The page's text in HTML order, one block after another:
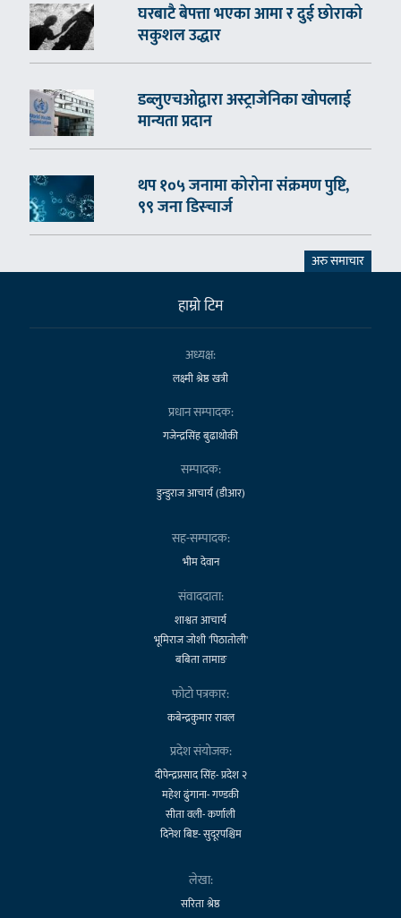
घरबाटै बेपत्ता भएका आमा र दुई छोराको
सकुशल उद्धार
डब्लुएचओद्वारा अस्ट्राजेनिका खोपलाई
मान्यता प्रदान
थप १०५ जनामा कोरोना संक्रमण पुष्टि,
९९ जना डिस्चार्ज
अरु समाचार
हाम्राे टिम
अध्यक्ष:
लक्ष्मी श्रेष्ठ खत्री
प्रधान सम्पादक:
गजेन्द्रसिंह बुढाथोकी
सम्पादक:
डुन्डुराज आचार्य (डीआर)
सह-सम्पादक:
भीम देवान
संवाददाता:
शाश्वत आचार्य
भूमिराज जोशी 'पिठातोली'
बबिता तामाङ
फोटो पत्रकार:
कबेन्द्रकुमार रावल
प्रदेश संयोजक:
दीपेन्द्रप्रसाद सिंह- प्रदेश २
महेश ढुंगाना- गण्डकी
सीता वली- कर्णाली
दिनेश बिष्ट- सुदूरपश्चिम
लेखा:
सरिता श्रेष्ठ